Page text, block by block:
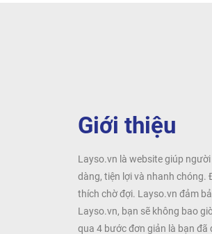
Giới thiệu
Layso.vn là website giúp
dàng, tiện lợi và nhanh chóng.
thích chờ đợi. Layso.vn đảm
Layso.vn, bạn sẽ không bao
qua 4 bước đơn giản là bạn